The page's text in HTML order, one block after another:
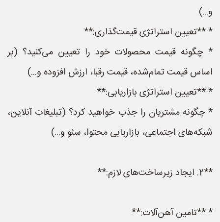
و...)
* **تعیین استراتژی قیمت‌گذاری:**
* چگونه قیمت محصولات خود را تعیین می‌کنید؟ (بر
اساس قیمت تمام‌شده، قیمت رقبا، ارزش افزوده و...)
* **تعیین استراتژی بازاریابی:**
* چگونه مشتریان را جذب خواهید کرد؟ (تبلیغات آنلاین،
شبکه‌های اجتماعی، بازاریابی محتوا، سئو و...)
**2. ایجاد زیرساخت‌های لازم:**
* **تامین آهن‌آلات:**